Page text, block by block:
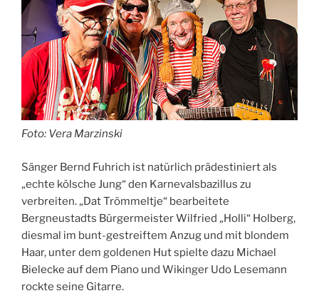
Foto: Vera Marzinski
Sänger Bernd Fuhrich ist natürlich prädestiniert als
„echte kölsche Jung“ den Karnevalsbazillus zu
verbreiten. „Dat Trömmeltje“ bearbeitete
Bergneustadts Bürgermeister Wilfried „Holli“ Holberg,
diesmal im bunt-gestreiftem Anzug und mit blondem
Haar, unter dem goldenen Hut spielte dazu Michael
Bielecke auf dem Piano und Wikinger Udo Lesemann
rockte seine Gitarre.